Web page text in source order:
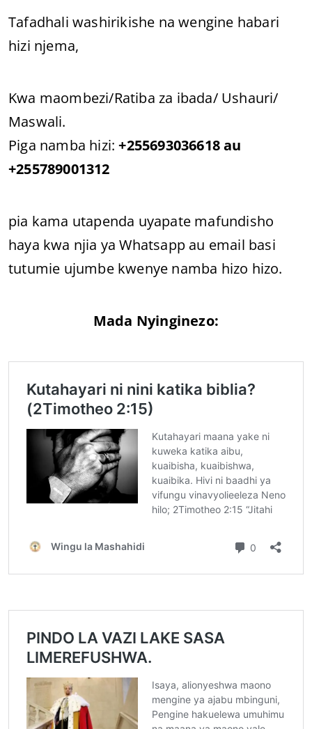
Tafadhali washirikishe na wengine habari
hizi njema,
Kwa maombezi/Ratiba za ibada/ Ushauri/
Maswali.
Piga namba hizi:+255693036618 au
+255789001312
pia kama utapenda uyapate mafundisho
haya kwa njia ya Whatsapp au email basi
tutumie ujumbe kwenye namba hizo hizo.
Mada Nyinginezo: